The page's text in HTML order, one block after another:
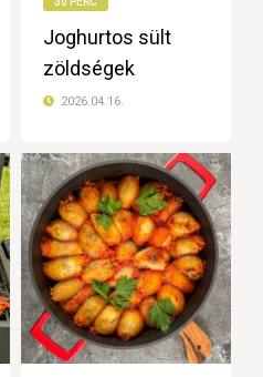
Joghurtos sült
zöldségek
2026.04.16.